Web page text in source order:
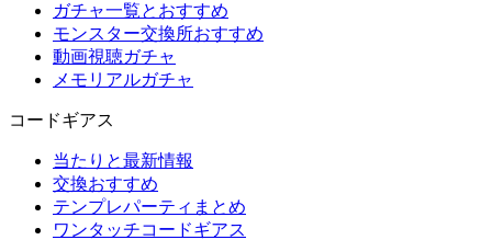
ガチャ一覧とおすすめ
モンスター交換所おすすめ
動画視聴ガチャ
メモリアルガチャ
コードギアス
当たりと最新情報
交換おすすめ
テンプレパーティまとめ
ワンタッチコードギアス